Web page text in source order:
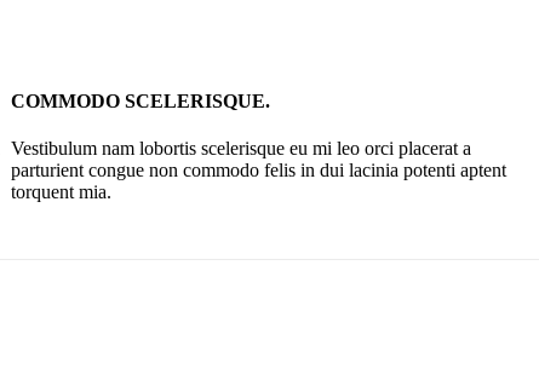
COMMODO SCELERISQUE.
Vestibulum nam lobortis scelerisque eu mi leo orci placerat a
parturient congue non commodo felis in dui lacinia potenti aptent
torquent mia.